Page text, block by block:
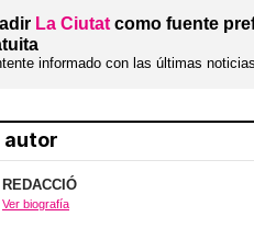
La Ciutat como fuente
informado con las últimas
autor
REDACCIÓ
Ver biografía